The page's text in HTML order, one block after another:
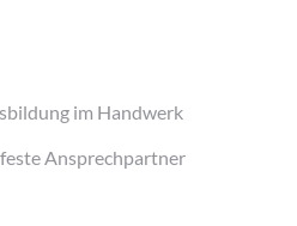
im Handwerk
Ansprechpartner